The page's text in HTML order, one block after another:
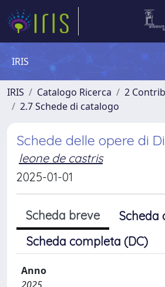
IRIS
IRIS Catalogo Ricerca
2
2.7 Schede di catalogo
Schede delle opere di
leone de castris
2025-01-01
Scheda breve
Scheda
Scheda completa (DC)
Anno